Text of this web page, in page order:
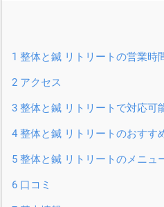
1 整体と鍼 リトリートの営業時
2アクセス
3整体と鍼 リトリートで対応可
4整体と鍼 リトリートのおすす
5整体と鍼 リトリートのメニュ
6口コミ